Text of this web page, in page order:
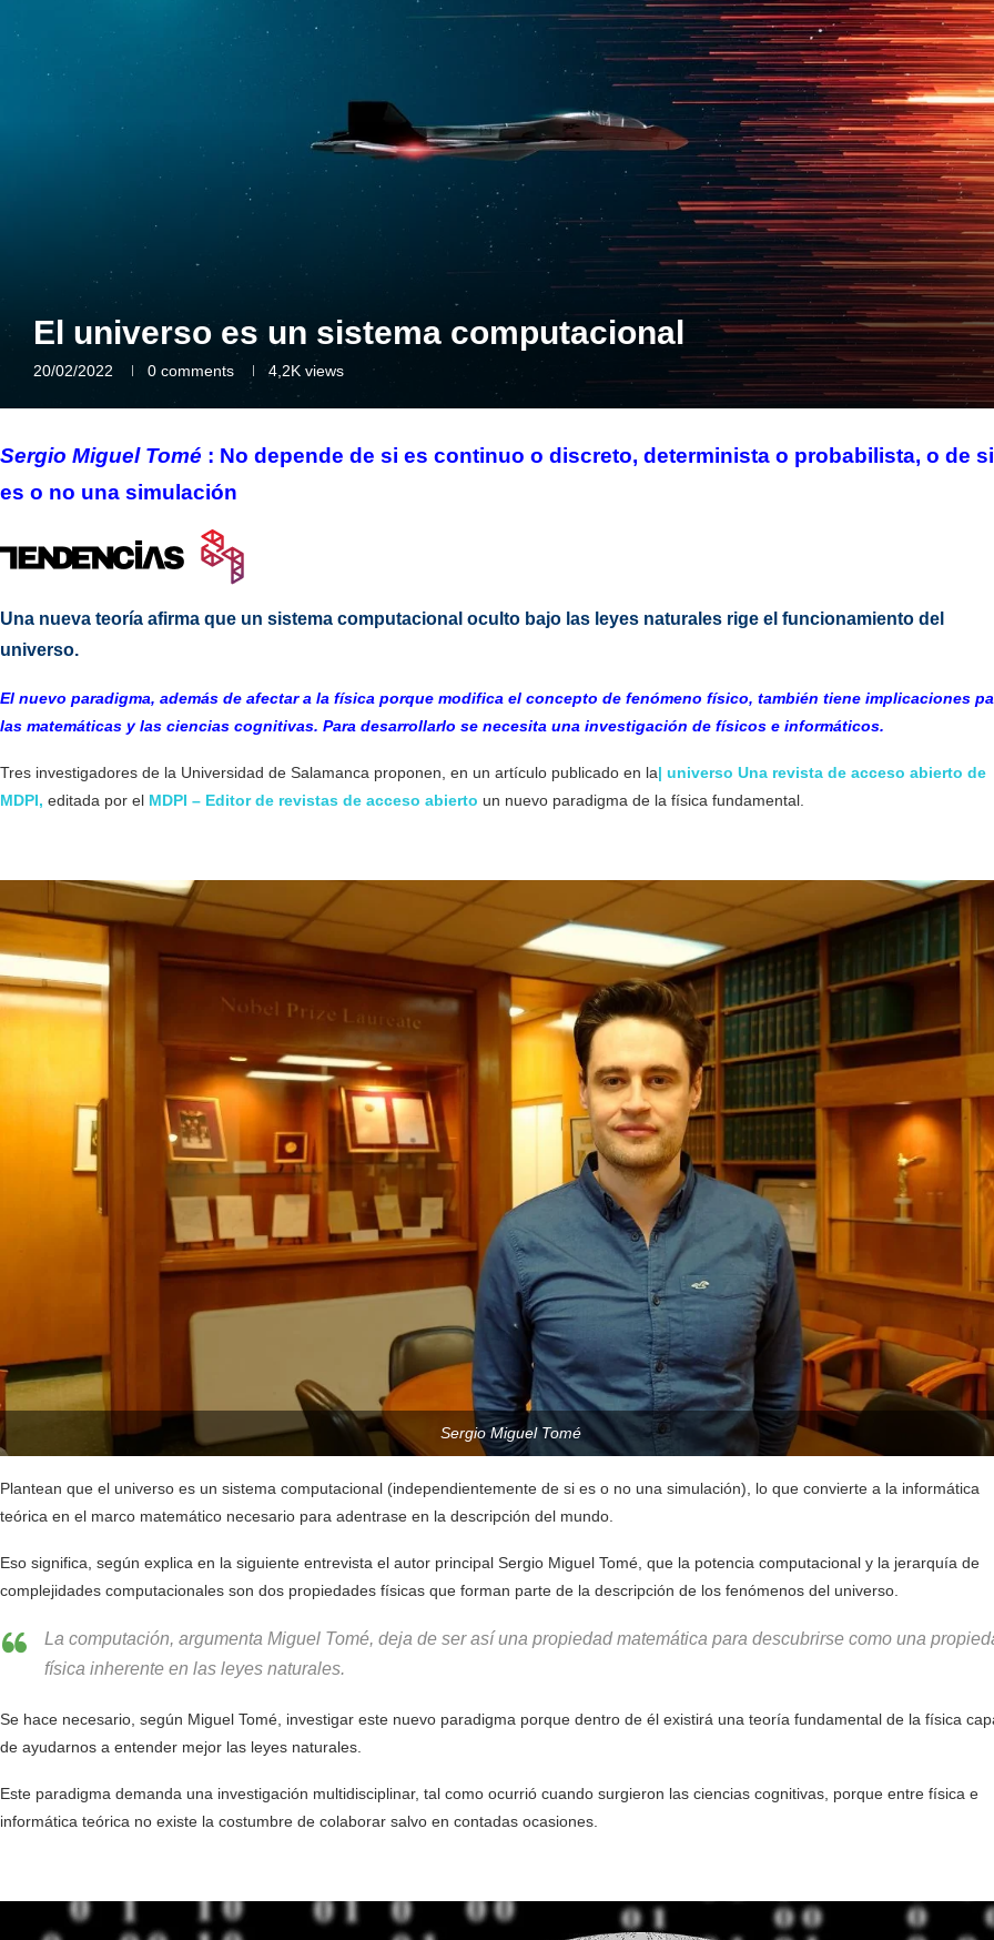
El universo es un sistema computacional
20/02/2022 0 comments 4,2K views
Sergio Miguel Tomé : No depende de si es continuo o discreto, determinista o probabilista, o de si
es o no una simulación
Una nueva teoría afirma que un sistema computacional oculto bajo las leyes naturales rige el funcionamiento del
universo.
El nuevo paradigma, además de afectar a la física porque modifica el concepto de fenómeno físico, también tiene implicaciones
las matemáticas y las ciencias cognitivas. Para desarrollarlo se necesita una investigación de físicos e informáticos.
Tres investigadores de la Universidad de Salamanca proponen, en un artículo publicado en la| universo Una revista de acceso abierto de
MDPI, editada por el MDPI – Editor de revistas de acceso abierto un nuevo paradigma de la física fundamental.
Sergio Miguel Tomé
Plantean que el universo es un sistema computacional (independientemente de si es o no una simulación), lo que convierte a la informática
teórica en el marco matemático necesario para adentrase en la descripción del mundo.
Eso significa, según explica en la siguiente entrevista el autor principal Sergio Miguel Tomé, que la potencia computacional y la jerarquía de
complejidades computacionales son dos propiedades físicas que forman parte de la descripción de los fenómenos del universo.
La computación, argumenta Miguel Tomé, deja de ser así una propiedad matemática para descubrirse como una
física inherente en las leyes naturales.
Se hace necesario, según Miguel Tomé, investigar este nuevo paradigma porque dentro de él existirá una teoría fundamental de la física
de ayudarnos a entender mejor las leyes naturales.
Este paradigma demanda una investigación multidisciplinar, tal como ocurrió cuando surgieron las ciencias cognitivas, porque entre física e
informática teórica no existe la costumbre de colaborar salvo en contadas ocasiones.